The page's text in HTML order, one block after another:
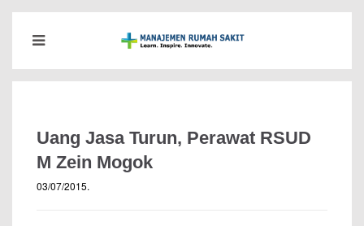
Uang Jasa Turun, Perawat RSUD
M Zein Mogok
03/07/2015.